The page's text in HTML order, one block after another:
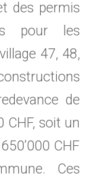
des permis
pour les
47, 48,
de
CHF, soit un
CHF
Ces